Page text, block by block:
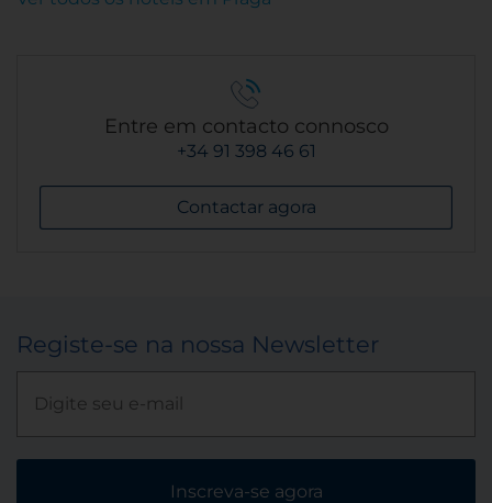
Entre em contacto connosco
+34 91 398 46 61
Contactar agora
Registe-se na nossa Newsletter
Inscreva-se agora